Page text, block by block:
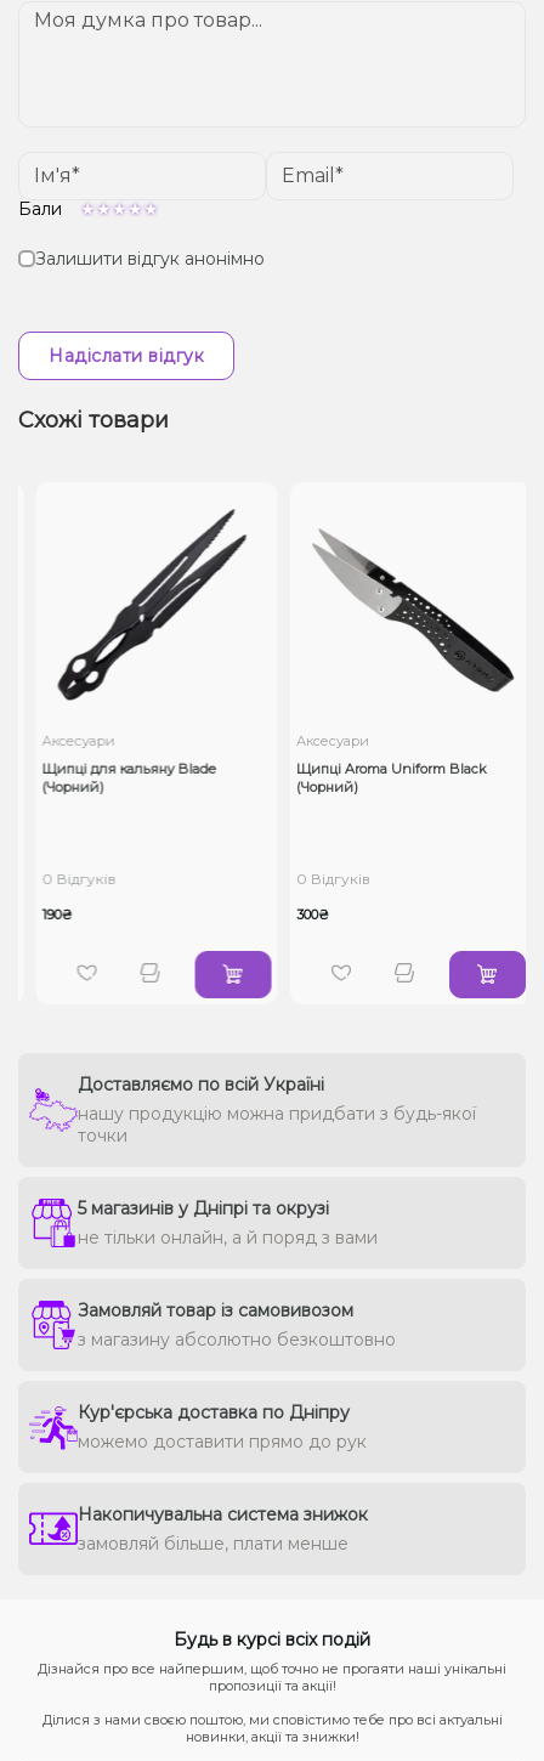
Бали
Залишити відгук анонімно
Надіслати відгук
Схожі товари
Аксесуари
Щипці для кальяну Blade
(Чорний)
0 Відгуків
190₴
Аксесуари
Щипці Aroma Uniform Black
(Чорний)
0 Відгуків
300₴
Доставляємо по всій Україні
нашу продукцію можна придбати з будь-якої
точки
5 магазинів у Дніпрі та окрузі
не тільки онлайн, а й поряд з вами
Замовляй товар із самовивозом
з магазину абсолютно безкоштовно
Кур'єрська доставка по Дніпру
можемо доставити прямо до рук
Накопичувальна система знижок
замовляй більше, плати менше
Будь в курсі всіх подій
Дізнайся про все найпершим, щоб точно не прогаяти наші унікальні
пропозиції та акції!
Ділися з нами своєю поштою, ми сповістимо тебе про всі актуальні
новинки, акції та знижки!